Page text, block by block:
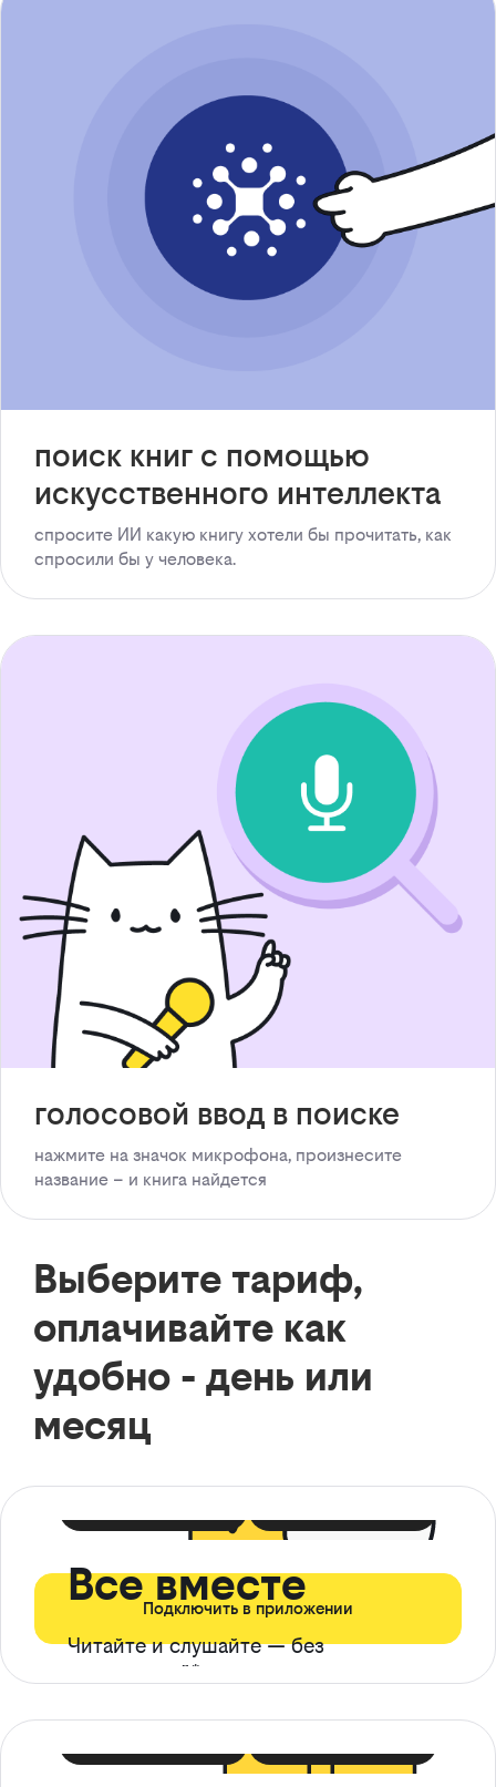
поиск книг с помощью
искусственного интеллекта
спросите ИИ какую книгу хотели бы прочитать, как
спросили бы у человека.
голосовой ввод в поиске
нажмите на значок микрофона, произнесите
название – и книга найдется
Выберите тариф,
оплачивайте как
удобно - день или
месяц
Все вместе
Читайте и слушайте — без
ограничений*
Подключить в приложении